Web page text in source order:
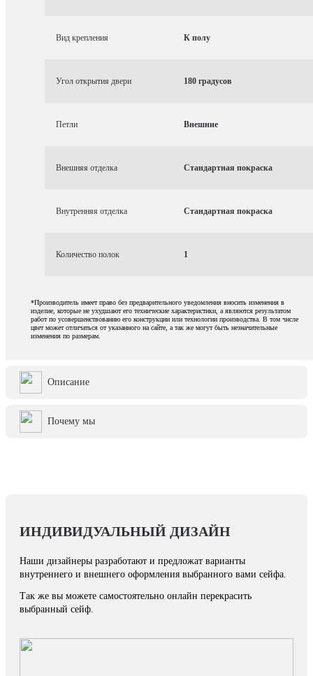
Вид крепления К полу
Угол открытия двери 180 градусов
Петли Внешние
Внешняя отделка Стандартная покраска
Внутренняя отделка Стандартная покраска
Количество полок 1
*Производитель имеет право без предварительного уведомления вносить изменения в
изделие, которые не ухудшают его технические характеристики, а являются результатом
работ по усовершенствованию его конструкции или технологии производства. В том числе
цвет может отличаться от указанного на сайте, а так же могут быть незначительные
изменения по размерам.
Описание
Почему мы
ИНДИВИДУАЛЬНЫЙ ДИЗАЙН
Наши дизайнеры разработают и предложат варианты
внутреннего и внешнего оформления выбранного вами сейфа.
Так же вы можете самостоятельно онлайн перекрасить
выбранный сейф.